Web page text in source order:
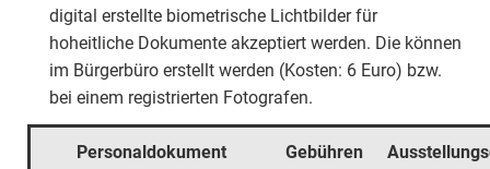
digital erstellte biometrische Lichtbilder für
hoheitliche Dokumente akzeptiert werden. Die können
im Bürgerbüro erstellt werden (Kosten: 6 Euro) bzw.
bei einem registrierten Fotografen.
Personaldokument Gebühren